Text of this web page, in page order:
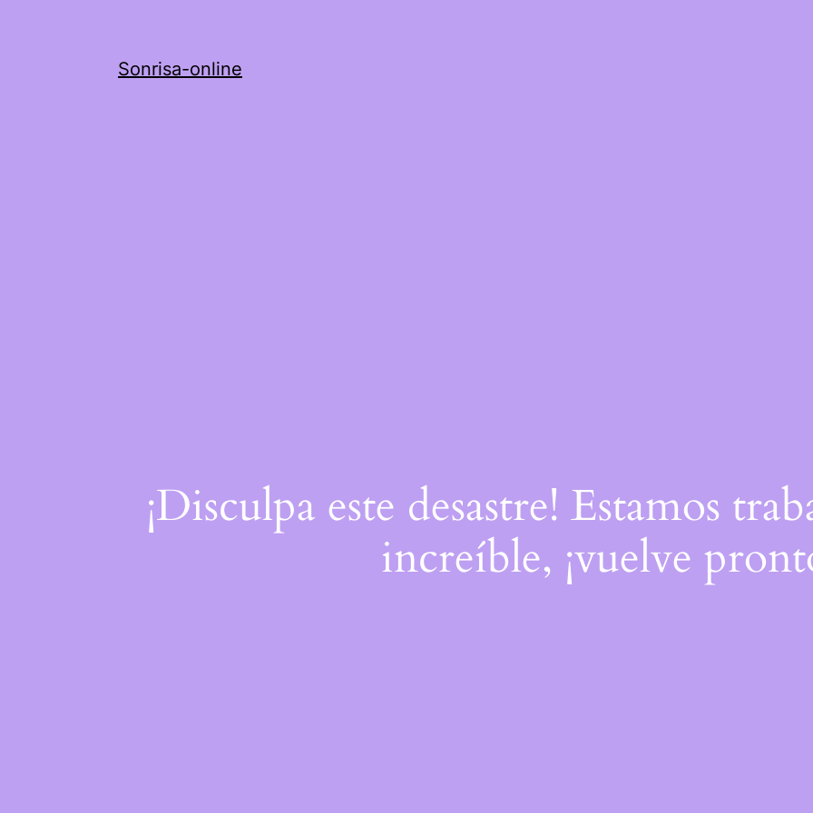
Sonrisa-online
¡Disculpa este desastre! Estamos
increíble, ¡vuelve